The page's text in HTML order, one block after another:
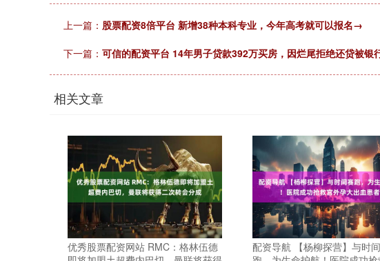
上一篇： 股票配资8倍平台 新增38种本科专业，今年高考就可以报名→
下一篇： 可信的配资平台 14年男子贷款392万买房，因烂尾拒绝还贷被银
相关文章
优秀股票配资网站 RMC：格林伍德
配资导航 【杨柳探营】与时